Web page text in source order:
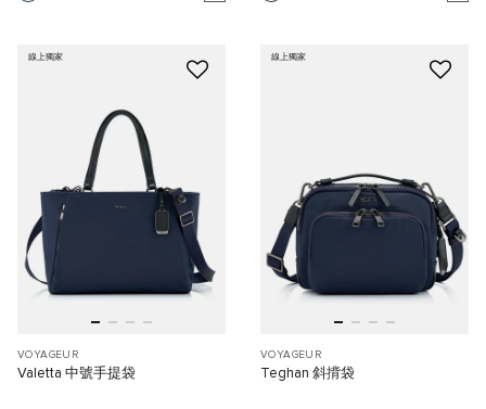
線上獨家
VOYAGEUR
Valetta 中號手提袋
線上獨家
VOYAGEUR
Teghan 斜揹袋